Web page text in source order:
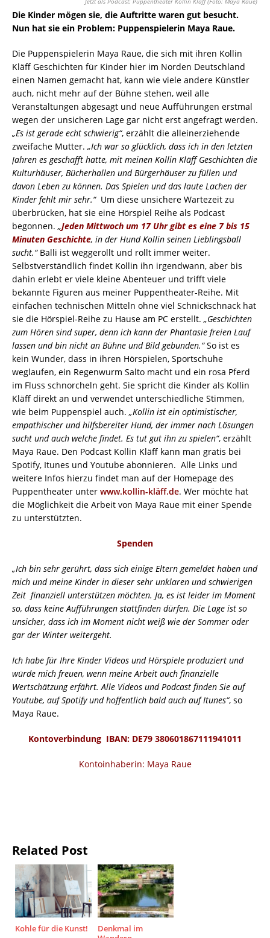
Die Kinder mögen sie, die Auftritte waren gut besucht.
Nun hat sie ein Problem: Puppenspielerin Maya Raue.
Die Puppenspielerin Maya Raue, die sich mit ihren Kollin
Kläff Geschichten für Kinder hier im Norden Deutschland
einen Namen gemacht hat, kann wie viele andere Künstler
auch, nicht mehr auf der Bühne stehen, weil alle
Veranstaltungen abgesagt und neue Aufführungen erstmal
wegen der unsicheren Lage gar nicht erst angefragt werden.
„Es ist gerade echt schwierig“, erzählt die alleinerziehende
zweifache Mutter. „Ich war so glücklich, dass ich in den letzten
Jahren es geschafft hatte, mit meinen Kollin Kläff Geschichten die
Kulturhäuser, Bücherhallen und Bürgerhäuser zu füllen und
davon Leben zu können. Das Spielen und das laute Lachen der
Kinder fehlt mir sehr.“ Um diese unsichere Wartezeit zu
überbrücken, hat sie eine Hörspiel Reihe als Podcast
begonnen. „Jeden Mittwoch um 17 Uhr gibt es eine 7 bis 15
Minuten Geschichte, in der Hund Kollin seinen Lieblingsball
sucht.“Balli ist weggerollt und rollt immer weiter.
Selbstverständlich findet Kollin ihn irgendwann, aber bis
dahin erlebt er viele kleine Abenteuer und trifft viele
bekannte Figuren aus meiner Puppentheater-Reihe. Mit
einfachen technischen Mitteln ohne viel Schnickschnack hat
sie die Hörspiel-Reihe zu Hause am PC erstellt. „Geschichten
zum Hören sind super, denn ich kann der Phantasie freien Lauf
lassen und bin nicht an Bühne und Bild gebunden.“So ist es
kein Wunder, dass in ihren Hörspielen, Sportschuhe
weglaufen, ein Regenwurm Salto macht und ein rosa Pferd
im Fluss schnorcheln geht. Sie spricht die Kinder als Kollin
Kläff direkt an und verwendet unterschiedliche Stimmen,
wie beim Puppenspiel auch. „Kollin ist ein optimistischer,
empathischer und hilfsbereiter Hund, der immer nach Lösungen
sucht und auch welche findet. Es tut gut ihn zu spielen“, erzählt
Maya Raue. Den Podcast Kollin Kläff kann man gratis bei
Spotify, Itunes und Youtube abonnieren. Alle Links und
weitere Infos hierzu findet man auf der Homepage des
Puppentheater unter www.kollin-kläff.de. Wer möchte hat
die Möglichkeit die Arbeit von Maya Raue mit einer Spende
zu unterstützten.
Spenden
„Ich bin sehr gerührt, dass sich einige Eltern gemeldet haben und
mich und meine Kinder in dieser sehr unklaren und schwierigen
Zeit finanziell unterstützen möchten. Ja, es ist leider im Moment
so, dass keine Aufführungen stattfinden dürfen. Die Lage ist so
unsicher, dass ich im Moment nicht weiß wie der Sommer oder
gar der Winter weitergeht.
Ich habe für Ihre Kinder Videos und Hörspiele produziert und
würde mich freuen, wenn meine Arbeit auch finanzielle
Wertschätzung erfährt. Alle Videos und Podcast finden Sie auf
Youtube, auf Spotify und hoffentlich bald auch auf Itunes“, so
Maya Raue.
Kontoverbindung IBAN: DE79 380601867111941011
Kontoinhaberin: Maya Raue
Related Post
Kohle für die Kunst!
Denkmal im